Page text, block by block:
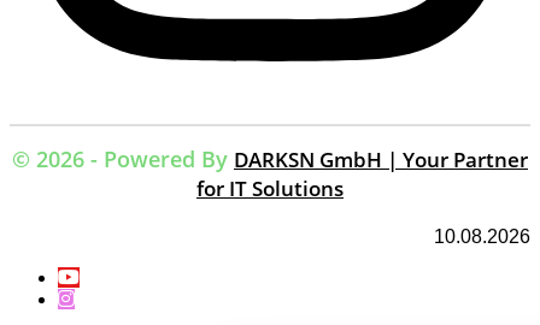
© 2026 - Powered By DARKSN GmbH | Your Partner
for IT Solutions
10.08.2026